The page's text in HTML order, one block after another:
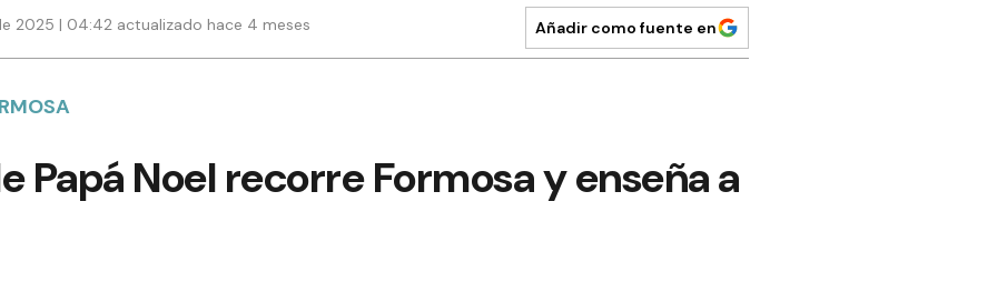
2025 | 04:42 actualizado hace 4 meses Añadir como fuente en
Papá Noel recorre Formosa y enseña a